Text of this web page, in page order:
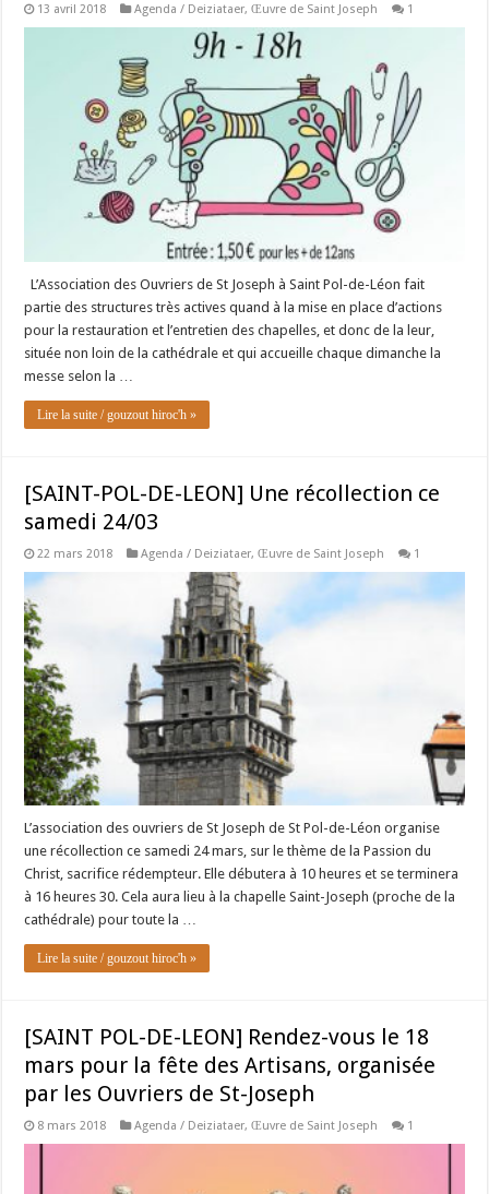
13 avril 2018 Agenda / Deiziataer,Œuvre de Saint Joseph 1
L’Association des Ouvriers de St Joseph à Saint Pol-de-Léon fait
partie des structures très actives quand à la mise en place d’actions
pour la restauration et l’entretien des chapelles, et donc de la leur,
située non loin de la cathédrale et qui accueille chaque dimanche la
messe selon la …
Lire la suite / gouzout hiroc'h »
[SAINT-POL-DE-LEON] Une récollection ce
samedi 24/03
22 mars 2018 Agenda / Deiziataer,Œuvre de Saint Joseph 1
L’association des ouvriers de St Joseph de St Pol-de-Léon organise
une récollection ce samedi 24 mars, sur le thème de la Passion du
Christ, sacrifice rédempteur. Elle débutera à 10 heures et se terminera
à 16 heures 30. Cela aura lieu à la chapelle Saint-Joseph (proche de la
cathédrale) pour toute la …
Lire la suite / gouzout hiroc'h »
[SAINT POL-DE-LEON] Rendez-vous le 18
mars pour la fête des Artisans, organisée
par les Ouvriers de St-Joseph
8 mars 2018 Agenda / Deiziataer,Œuvre de Saint Joseph 1